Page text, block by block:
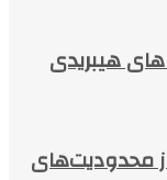
هیبریدی
محدودیت‌های